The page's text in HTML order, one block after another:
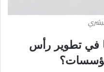
في تطوير رأس